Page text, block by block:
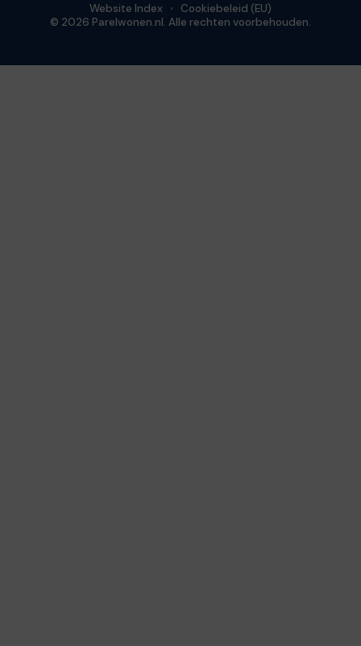
© 2026 Parelwonen.nl. Alle rechten voorbehouden.
Website Index Cookiebeleid (EU)